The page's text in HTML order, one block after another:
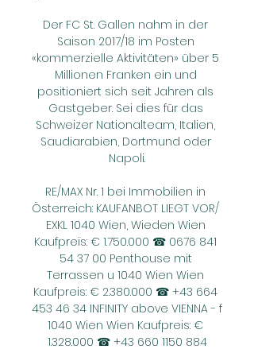
Der FC St. Gallen nahm in der
Saison 2017/18 im Posten
«kommerzielle Aktivitäten» über 5
Millionen Franken ein und
positioniert sich seit Jahren als
Gastgeber. Sei dies für das
Schweizer Nationalteam, Italien,
Saudiarabien, Dortmund oder
Napoli.
RE/MAX Nr. 1 bei Immobilien in
Österreich: KAUFANBOT LIEGT VOR/
EXKL 1040 Wien, Wieden Wien
Kaufpreis: € 1.750.000 ☎ 0676 841
54 37 00 Penthouse mit
Terrassen u 1040 Wien Wien
Kaufpreis: € 2.380.000 ☎ +43 664
453 46 34 INFINITY above VIENNA - f
1040 Wien Wien Kaufpreis: €
1.328.000 ☎ +43 660 1150 884